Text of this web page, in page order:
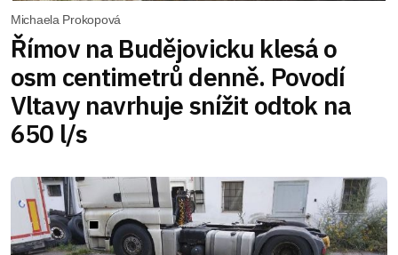
Michaela Prokopová
Římov na Budějovicku klesá o
osm centimetrů denně. Povodí
Vltavy navrhuje snížit odtok na
650 l/s